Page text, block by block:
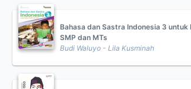
Bahasa dan Sastra Indonesia 3 untuk
SMP dan MTs
Budi Waluyo - Lila Kusminah